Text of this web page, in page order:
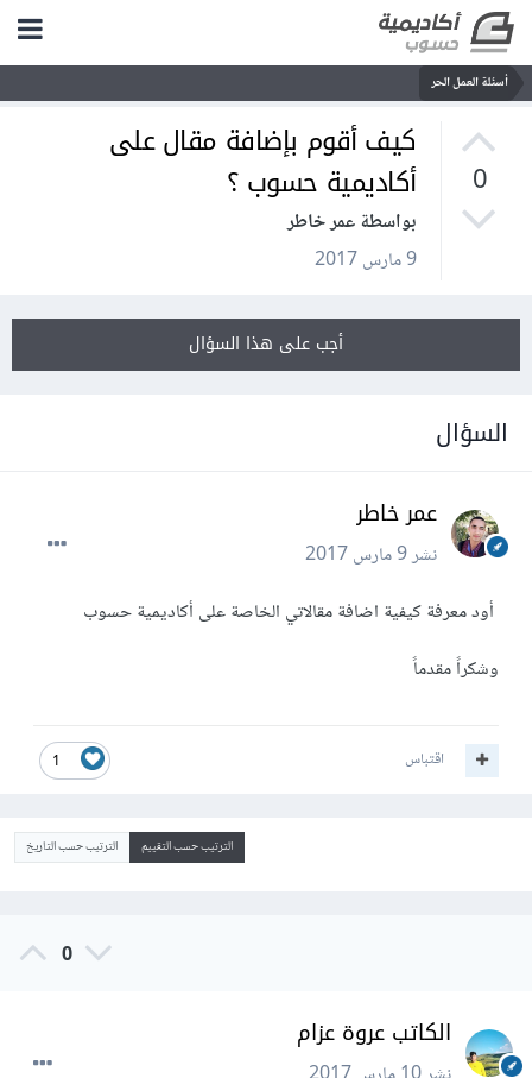
أسئلة العمل الحر
0
كيف أقوم بإضافة مقال على
أكاديمية حسوب ؟
بواسطة عمر خاطر
9 مارس 2017
أجب على هذا السؤال
السؤال
عمر خاطر
نشر9 مارس 2017
أود معرفة كيفية اضافة مقالاتي الخاصة على أكاديمية حسوب
وشكراً مقدماً
1 اقتباس
الترتيب حسب التقييم الترتيب حسب التاريخ
0
الكاتب عروة عزام